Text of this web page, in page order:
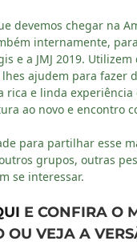
devemos chegar na
internamente,
e a JMJ 2019.
ajudem para fazer
rica e linda
ao novo e encontro
para partilhar esse
grupos, outras
se interessar.
E CONFIRA O
OU VEJA A